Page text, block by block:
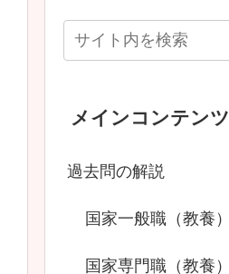
メインコンテンツ
過去問の解説
国家一般職（教養）
国家専門職（教養）